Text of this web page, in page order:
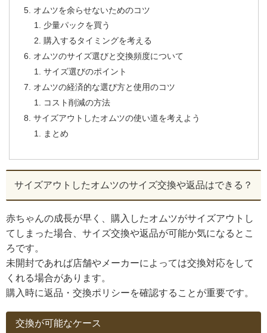
オムツを余らせないためのコツ
少量パックを買う
購入するタイミングを考える
オムツのサイズ選びと交換頻度について
サイズ選びのポイント
オムツの経済的な選び方と使用のコツ
コスト削減の方法
サイズアウトしたオムツの使い道を考えよう
まとめ
サイズアウトしたオムツのサイズ交換や返品はできる？
赤ちゃんの成長が早く、購入したオムツがサイズアウトし
てしまった場合、サイズ交換や返品が可能か気になるとこ
ろです。
未開封であれば店舗やメーカーによっては交換対応をして
くれる場合があります。
購入時に返品・交換ポリシーを確認することが重要です。
交換が可能なケース